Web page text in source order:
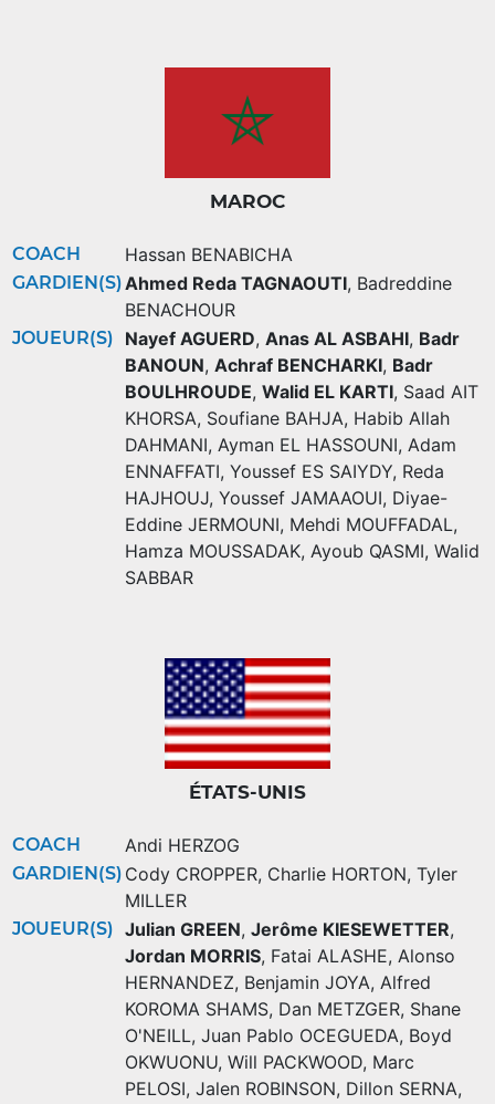
MAROC
COACH Hassan BENABICHA
GARDIEN(S)Ahmed Reda TAGNAOUTI, Badreddine
BENACHOUR
JOUEUR(S) Nayef AGUERD, Anas AL ASBAHI, Badr
BANOUN, Achraf BENCHARKI, Badr
BOULHROUDE, Walid EL KARTI, Saad AIT
KHORSA, Soufiane BAHJA, Habib Allah
DAHMANI, Ayman EL HASSOUNI, Adam
ENNAFFATI, Youssef ES SAIYDY, Reda
HAJHOUJ, Youssef JAMAAOUI, Diyae-
Eddine JERMOUNI, Mehdi MOUFFADAL,
Hamza MOUSSADAK, Ayoub QASMI, Walid
SABBAR
ÉTATS-UNIS
COACH Andi HERZOG
GARDIEN(S) Cody CROPPER, Charlie HORTON, Tyler
MILLER
JOUEUR(S) Julian GREEN, Jerôme KIESEWETTER,
Jordan MORRIS, Fatai ALASHE, Alonso
HERNANDEZ, Benjamin JOYA, Alfred
KOROMA SHAMS, Dan METZGER, Shane
O'NEILL, Juan Pablo OCEGUEDA, Boyd
OKWUONU, Will PACKWOOD, Marc
PELOSI, Jalen ROBINSON, Dillon SERNA,